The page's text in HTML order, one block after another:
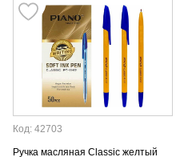
Код: 42703
Ручка масляная Classic желтый